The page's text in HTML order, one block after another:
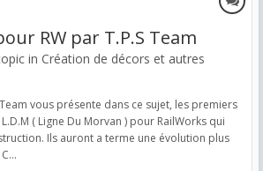
RW par T.P.S Team
in Création de décors et autres
vous présente dans ce sujet, les premiers
( Ligne Du Morvan ) pour RailWorks qui
Ils auront a terme une évolution plus